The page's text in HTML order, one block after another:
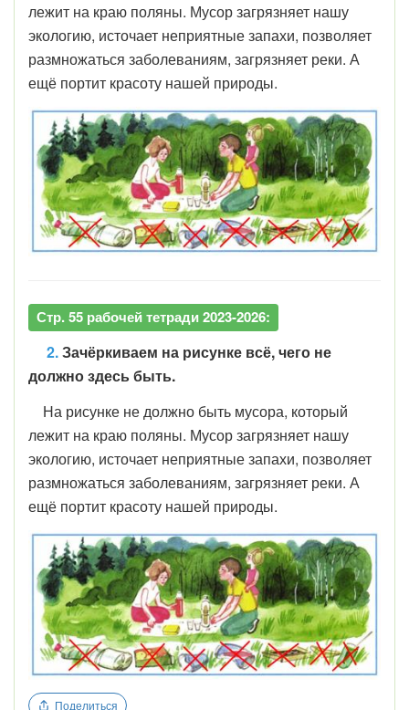
лежит на краю поляны. Мусор загрязняет нашу
экологию, источает неприятные запахи, позволяет
размножаться заболеваниям, загрязняет реки. А
ещё портит красоту нашей природы.
Стр. 55 рабочей тетради 2023-2026:
2.Зачёркиваем на рисунке всё, чего не
должно здесь быть.
На рисунке не должно быть мусора, который
лежит на краю поляны. Мусор загрязняет нашу
экологию, источает неприятные запахи, позволяет
размножаться заболеваниям, загрязняет реки. А
ещё портит красоту нашей природы.
Поделиться